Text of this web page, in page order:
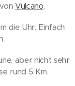
Vulcano.
die Uhr. Einfach
aber nicht sehr
rund 5 Km.